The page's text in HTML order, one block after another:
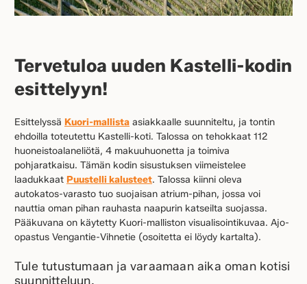
Tervetuloa uuden Kastelli-kodin
esittelyyn!
Esittelyssä Kuori-mallista asiakkaalle suunniteltu, ja tontin
ehdoilla toteutettu Kastelli-koti. Talossa on tehokkaat 112
huoneistoalaneliötä, 4 makuuhuonetta ja toimiva
pohjaratkaisu. Tämän kodin sisustuksen viimeistelee
laadukkaat Puustelli kalusteet. Talossa kiinni oleva
autokatos-varasto tuo suojaisan atrium-pihan, jossa voi
nauttia oman pihan rauhasta naapurin katseilta suojassa.
Pääkuvana on käytetty Kuori-malliston visualisointikuvaa. Ajo-
opastus Vengantie-Vihnetie (osoitetta ei löydy kartalta).
Tule tutustumaan ja varaamaan aika oman kotisi
suunnitteluun.